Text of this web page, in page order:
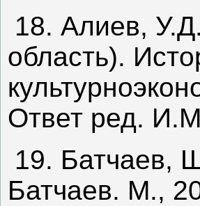
18. Алиев,
область).
Ответ ред.
19. Батчаев,
Батчаев. М.,